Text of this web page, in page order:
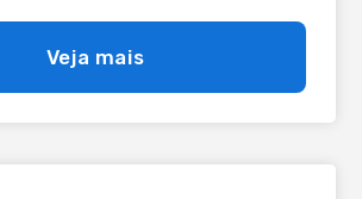
Veja mais